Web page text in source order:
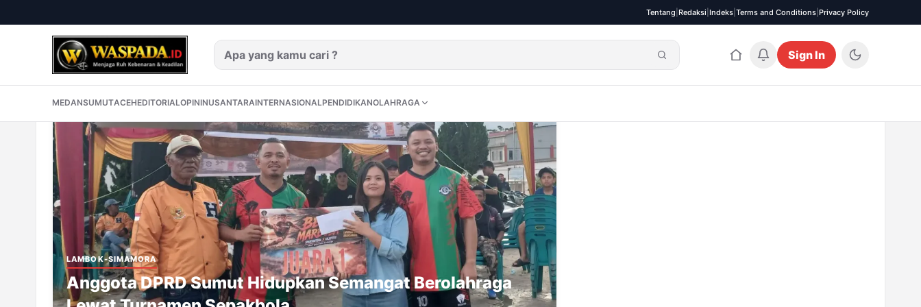
Tentang Redaksi Indeks Terms and Conditions Privacy Policy
MEDANSUMUTACEHEDITORIALOPININUSANTARAINTERNASIONALPENDIDIKANOLAHRAGA
Sign In
MEDANSUMUTACEHEDITORIALOPININUSANTARAINTERNASIONALPENDIDIKANOLAHRAGA
BREAKING NEWS Memuat breaking news...
LAMBOK-SIMAMORA
Anggota DPRD Sumut Hidupkan Semangat Berolahraga